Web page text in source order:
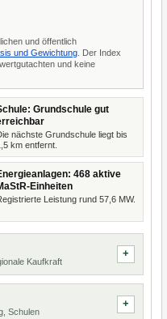
und öffentlich
und Gewichtung . Der Index
und keine
Grundschule gut
nächste Grundschule liegt bis
km entfernt.
468 aktive
Einheiten
Leistung rund 57,6 MW.
Kaufkraft
Schulen